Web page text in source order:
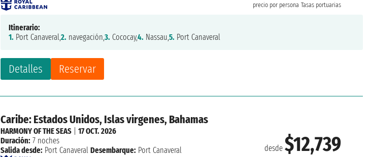
precio por persona Tasas portuarias
Detalles Reservar
Itinerario:
1. Port Canaveral,2. navegación,3. Cococay,4. Nassau,5. Port Canaveral
Caribe: Estados Unidos, Islas virgenes, Bahamas
desde$12,739
HARMONY OF THE SEAS |17 OCT. 2026
Duración: 7 noches
Salida desde: Port Canaveral Desembarque: Port Canaveral